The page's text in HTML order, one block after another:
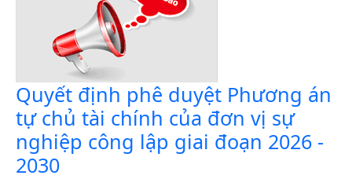
Quyết định phê duyệt Phương án
tự chủ tài chính của đơn vị sự
nghiệp công lập giai đoạn 2026 -
2030